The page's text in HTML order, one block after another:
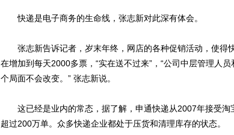
快递是电子商务的生命线，张志新对此深有体会。
张志新告诉记者，岁末年终，网店的各种促销活动，使得
在增加到每天2000多票，“实在送不过来”，“公司中层管理人
个局面不会改变。” 张志新说。
这已经是业内的常态，据了解，申通快递从2007年接受淘
超过200万单。众多快递企业都处于压货和清理库存的状态。